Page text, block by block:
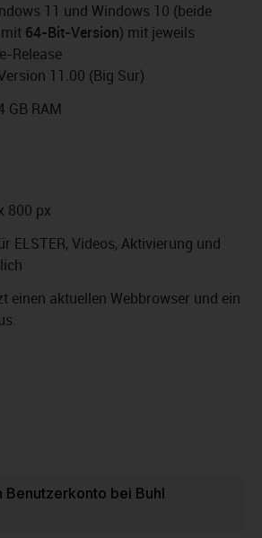
11 und Windows 10 (beide
64-Bit-Version) mit jeweils
Release
11.00 (Big Sur)
GB RAM
800 px
ELSTER, Videos, Aktivierung und
einen aktuellen Webbrowser und ein
Benutzerkonto bei Buhl